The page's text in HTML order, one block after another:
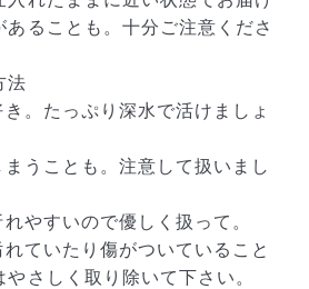
あることも。十分ご注意くださ
法
。たっぷり深水で活けましょ
うことも。注意して扱いまし
やすいので優しく扱って。
ていたり傷がついていること
さしく取り除いて下さい。